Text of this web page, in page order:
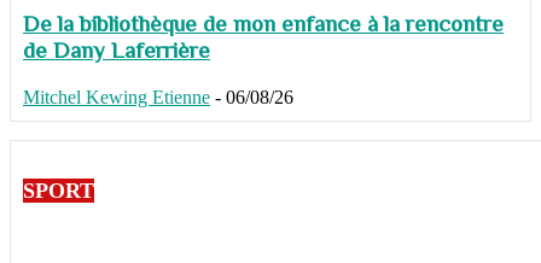
De la bibliothèque de mon enfance à la rencontre
de Dany Laferrière
Mitchel Kewing Etienne - 06/08/26
SPORT